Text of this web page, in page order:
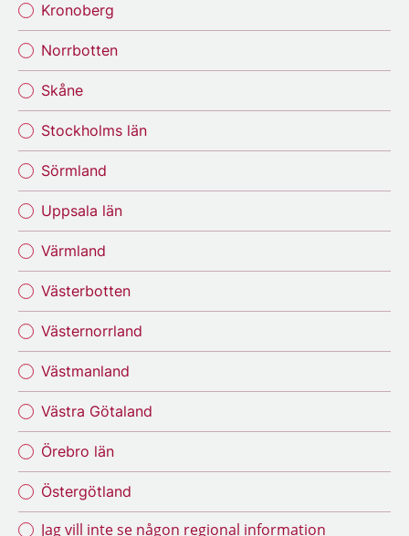
Kronoberg
Norrbotten
Skåne
Stockholms län
Sörmland
Uppsala län
Värmland
Västerbotten
Västernorrland
Västmanland
Västra Götaland
Örebro län
Östergötland
Jag vill inte se någon regional information